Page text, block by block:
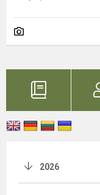
2026